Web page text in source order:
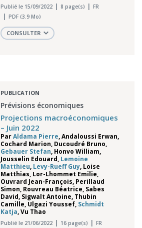
Publié le 15/09/2022 8 page(s)
FR
PDF (3.9 Mo)
CONSULTER
PUBLICATION
Prévisions économiques
Projections macroéconomiques
– Juin 2022
ParAldama Pierre,Andaloussi Erwan,
Cochard Marion, Ducoudré Bruno,
Gebauer Stefan, Honvo William,
Jousselin Edouard, Lemoine
Matthieu, Levy-Rueff Guy, Loise
Matthias, Lor-Lhommet Emilie,
Ouvrard Jean-François, Perillaud
Simon, Rouvreau Béatrice, Sabes
David, Sigwalt Antoine, Thubin
Camille, Ulgazi Youssef, Schmidt
Katja,Vu Thao
Publié le 21/06/2022 16 page(s)
FR